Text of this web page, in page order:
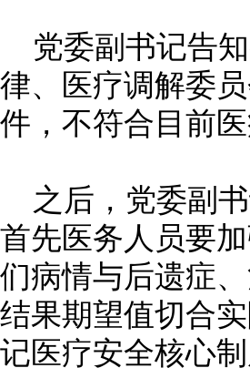
党委副书记告知
律、医疗调解委
件，不符合目前
之后，党委副书
首先医务人员要
们病情与后遗症
结果期望值切合
记医疗安全核心